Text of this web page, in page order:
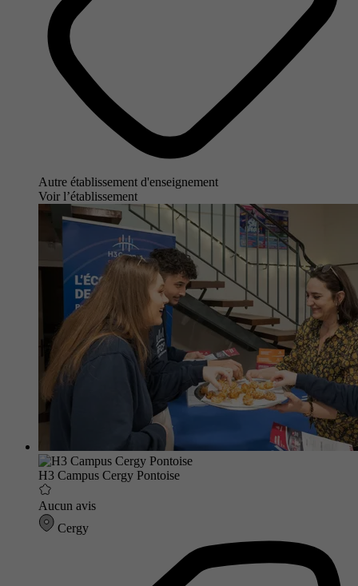
Autre établissement d'enseignement
Voir l’établissement
H3 Campus Cergy Pontoise
Aucun avis
Cergy